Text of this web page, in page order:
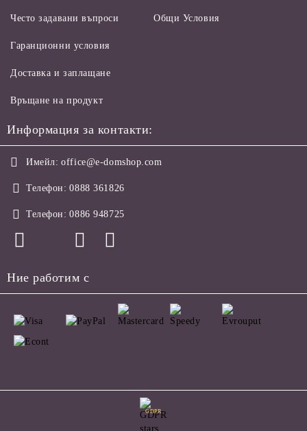
Често задавани въпроси Общи Условия
Гаранционни условия
Доставка и заплащане
Връщане на продукт
Информация за контакти:
Имейл: office@e-domshop.com
Телефон: 0888 361826
Телефон: 0886 948725
Ние работим с
GDPR